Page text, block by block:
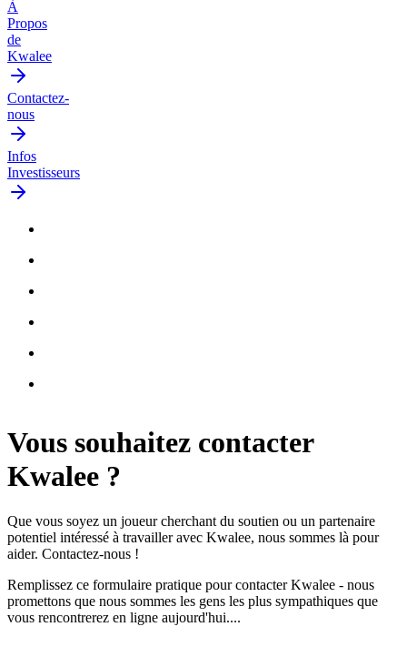
À
Propos
de
Kwalee
Contactez-
nous
Infos
Investisseurs
Vous souhaitez contacter
Kwalee ?
Que vous soyez un joueur cherchant du soutien ou un partenaire
potentiel intéressé à travailler avec Kwalee, nous sommes là pour
aider. Contactez-nous !
Remplissez ce formulaire pratique pour contacter Kwalee - nous
promettons que nous sommes les gens les plus sympathiques que
vous rencontrerez en ligne aujourd'hui....